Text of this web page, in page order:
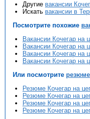
Другие вакансии
Искать вакансии в
Посмотрите похожие
Вакансии Кочегар на
Вакансии Кочегар на
Вакансии Кочегар на
Вакансии Кочегар на
Или посмотрите
Резюме Кочегар на
Резюме Кочегар на
Резюме Кочегар на
Резюме Кочегар на